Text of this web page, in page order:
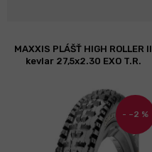
V
–2 %
MAXXIS PLÁŠŤ HIGH ROLLER II
kevlar 27,5x2.30 EXO T.R.